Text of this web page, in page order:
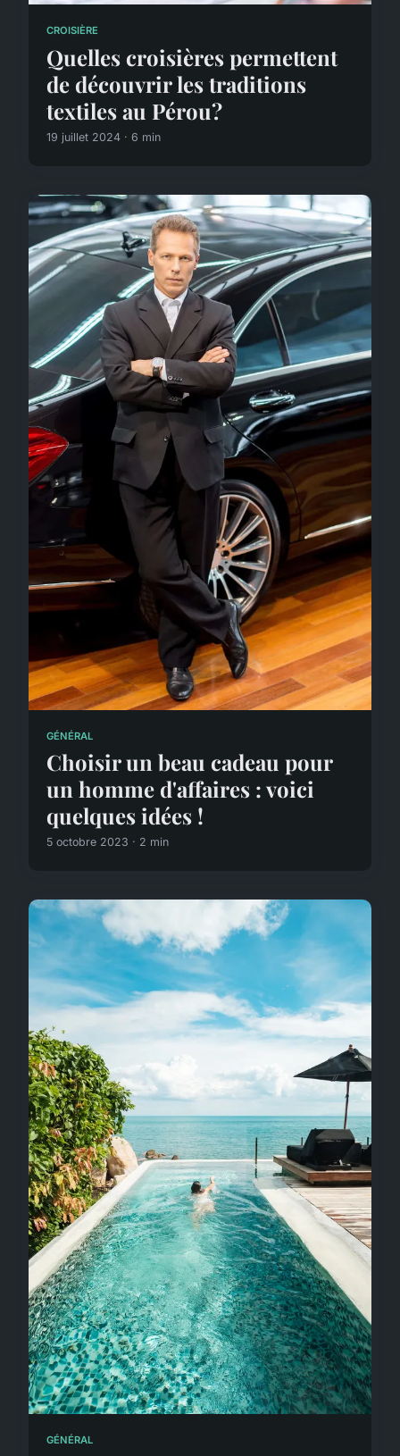
CROISIÈRE
Quelles croisières permettent
de découvrir les traditions
textiles au Pérou?
19 juillet 2024 · 6 min
GÉNÉRAL
Choisir un beau cadeau pour
un homme d'affaires : voici
quelques idées !
5 octobre 2023 · 2 min
GÉNÉRAL